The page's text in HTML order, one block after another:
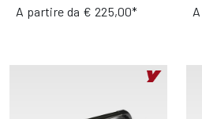
A partire da € 225,00*